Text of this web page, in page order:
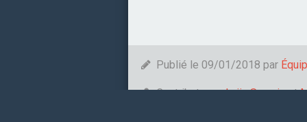
Publié le 09/01/2018 par
Contributeurs:Loïs Samainet